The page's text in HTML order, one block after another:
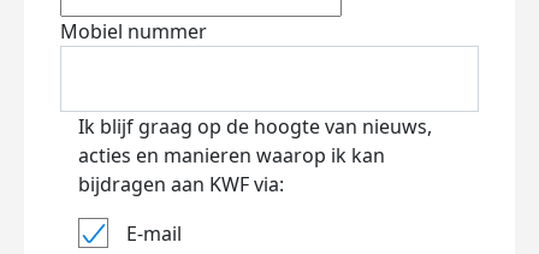
Mobiel nummer
Ik blijf graag op de hoogte van nieuws,
acties en manieren waarop ik kan
bijdragen aan KWF via:
E-mail